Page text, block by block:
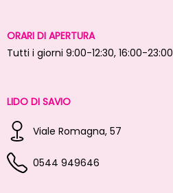
ORARI DI APERTURA
Tutti i giorni 9:00-12:30, 16:00-23:00
LIDO DI SAVIO
Viale Romagna, 57
0544 949646